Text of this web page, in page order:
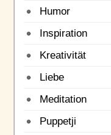
Humor
Inspiration
Kreativität
Liebe
Meditation
Puppetji